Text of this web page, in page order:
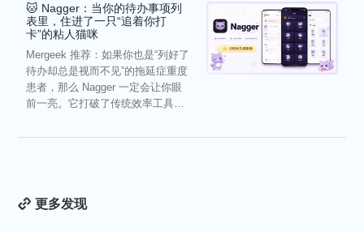
🐱 Nagger：当你的待办事项列
表里，住进了一只“追着你打
卡”的粘人猫咪
Mergeek 推荐：如果你也是“列好了
待办却总是视而不见”的拖延症重度
患者，那么 Nagger 一定会让你眼
前一亮。它打破了传统效率工具冰
更多发现